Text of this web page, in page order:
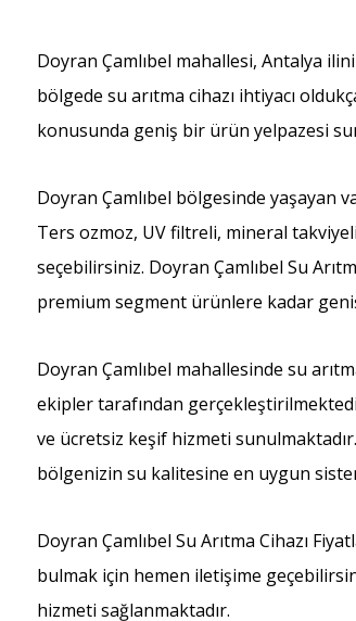
Doyran Çamlıbel mahallesi, Antalya
bölgede su arıtma cihazı ihtiyacı
konusunda geniş bir ürün yelpazesi
Doyran Çamlıbel bölgesinde yaşayan
Ters ozmoz, UV filtreli, mineral
seçebilirsiniz. Doyran Çamlıbel Su
premium segment ürünlere kadar
Doyran Çamlıbel mahallesinde su
ekipler tarafından
ve ücretsiz keşif hizmeti
bölgenizin su kalitesine en uygun
Doyran Çamlıbel Su Arıtma Cihazı
bulmak için hemen iletişime
hizmeti sağlanmaktadır.